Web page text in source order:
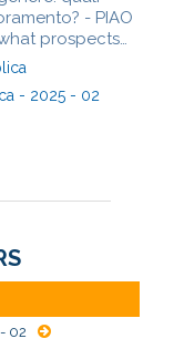
- PIAO
prospects
- 2025 - 02
02